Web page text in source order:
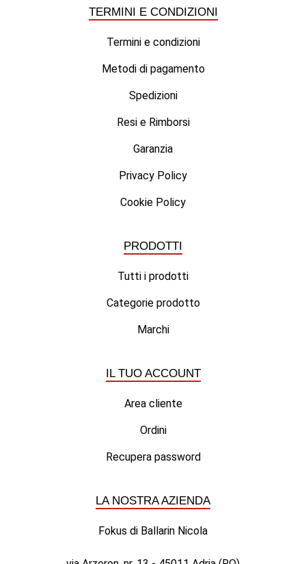
TERMINI E CONDIZIONI
Termini e condizioni
Metodi di pagamento
Spedizioni
Resi e Rimborsi
Garanzia
Privacy Policy
Cookie Policy
PRODOTTI
Tutti i prodotti
Categorie prodotto
Marchi
IL TUO ACCOUNT
Area cliente
Ordini
Recupera password
LA NOSTRA AZIENDA
Fokus di Ballarin Nicola